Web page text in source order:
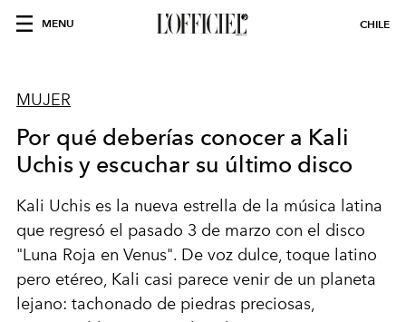
MENU CHILE
MUJER
Por qué deberías conocer a Kali
Uchis y escuchar su último disco
Kali Uchis es la nueva estrella de la música latina
que regresó el pasado 3 de marzo con el disco
"Luna Roja en Venus". De voz dulce, toque latino
pero etéreo, Kali casi parece venir de un planeta
lejano: tachonado de piedras preciosas,